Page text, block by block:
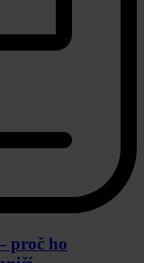
proč ho